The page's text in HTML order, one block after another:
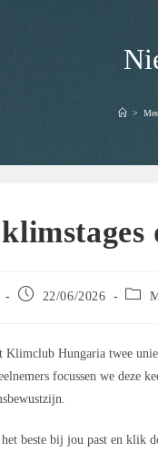
>
Bericht22/06/2026
Klimclub Hungaria twee
focussen we deze
het beste bij jou past en klik